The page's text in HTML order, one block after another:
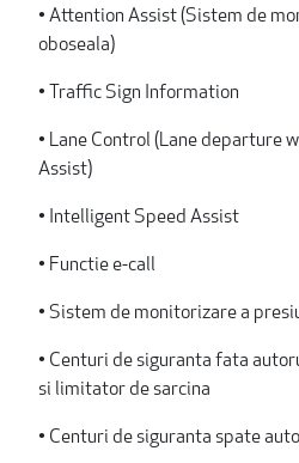
• Attention Assist (Sistem de
oboseala)
• Traffic Sign Information
• Lane Control (Lane departure
Assist)
• Intelligent Speed Assist
• Functie e-call
• Sistem de monitorizare a
• Centuri de siguranta fata
si limitator de sarcina
• Centuri de siguranta spate